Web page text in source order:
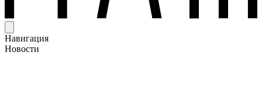
Навигация
Новости